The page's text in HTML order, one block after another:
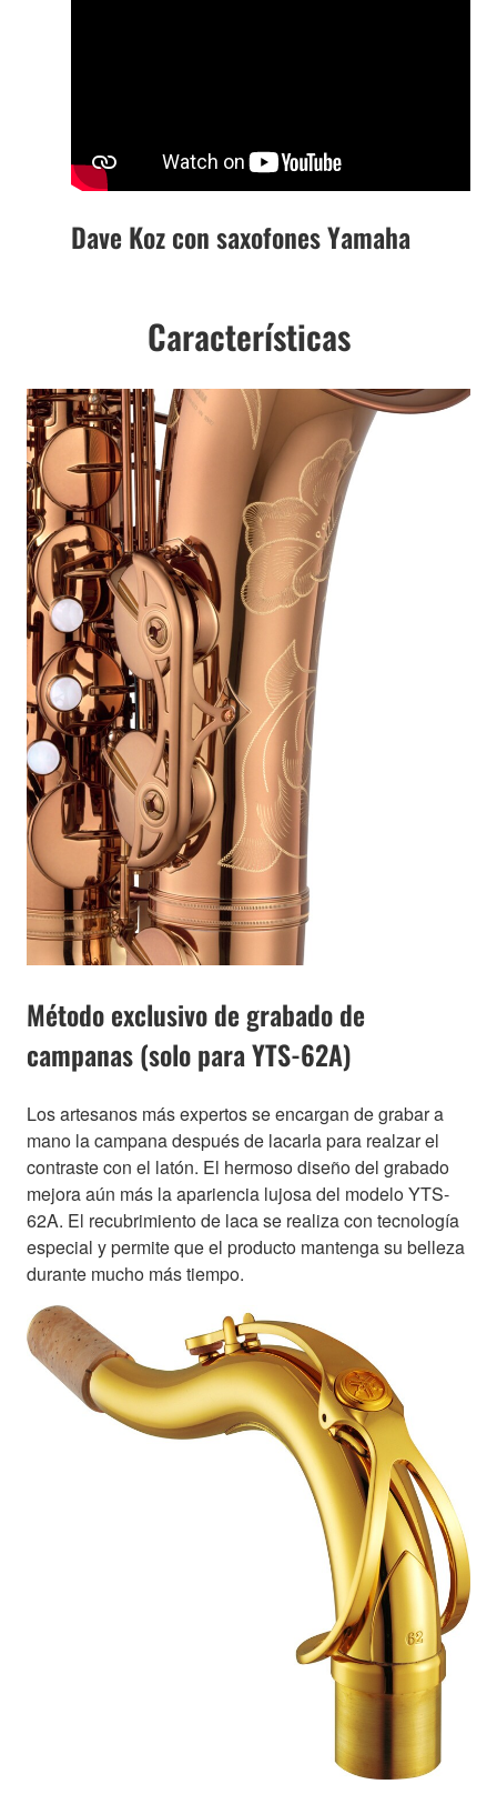
Dave Koz con saxofones Yamaha
Características
Método exclusivo de grabado de
campanas (solo para YTS-62A)
Los artesanos más expertos se encargan de grabar a
mano la campana después de lacarla para realzar el
contraste con el latón. El hermoso diseño del grabado
mejora aún más la apariencia lujosa del modelo YTS-
62A. El recubrimiento de laca se realiza con tecnología
especial y permite que el producto mantenga su belleza
durante mucho más tiempo.